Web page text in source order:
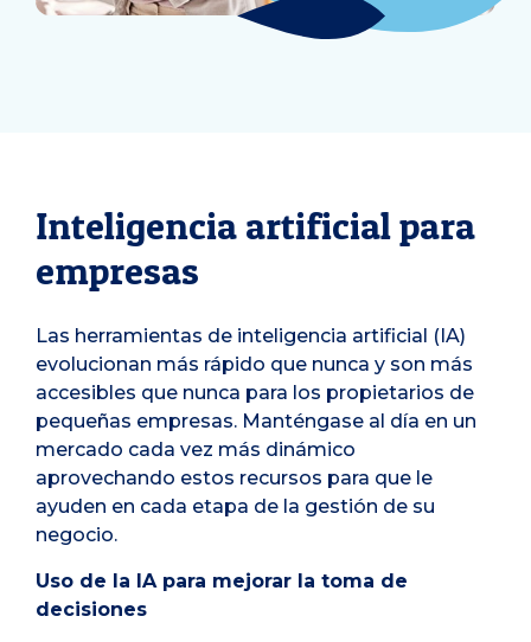
Inteligencia artificial para
empresas
Las herramientas de inteligencia artificial (IA)
evolucionan más rápido que nunca y son más
accesibles que nunca para los propietarios de
pequeñas empresas. Manténgase al día en un
mercado cada vez más dinámico
aprovechando estos recursos para que le
ayuden en cada etapa de la gestión de su
negocio.
Uso de la IA para mejorar la toma de
decisiones